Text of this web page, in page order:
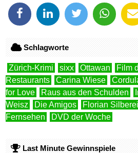
Schlagworte
Zürich-Krimi sixx Ottawan Film
Restaurants
Carina Wiese
for Love
Raus aus den Schulden
Weisz
Die Amigos Florian
Fernsehen
DVD der Woche
Last Minute Gewinnspiele